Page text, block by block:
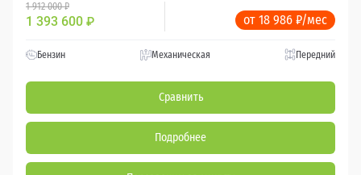
1 912 000 ₽
1 393 600 ₽ от 18 986 ₽/мес
Бензин Механическая Передний
Сравнить
Подробнее